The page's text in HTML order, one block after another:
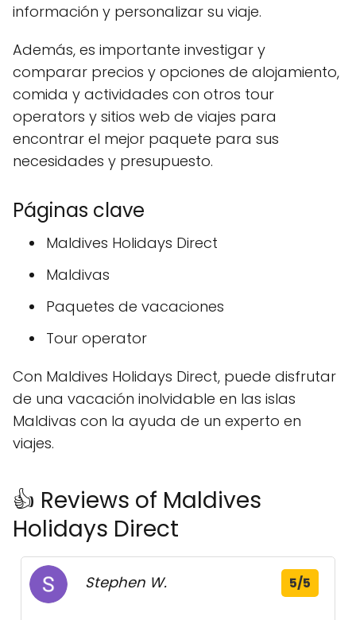
información y personalizar su viaje.
Además, es importante investigar y
comparar precios y opciones de alojamiento,
comida y actividades con otros tour
operators y sitios web de viajes para
encontrar el mejor paquete para sus
necesidades y presupuesto.
Páginas clave
Maldives Holidays Direct
Maldivas
Paquetes de vacaciones
Tour operator
Con Maldives Holidays Direct, puede disfrutar
de una vacación inolvidable en las islas
Maldivas con la ayuda de un experto en
viajes.
👍 Reviews of Maldives
Holidays Direct
Stephen W. 5/5